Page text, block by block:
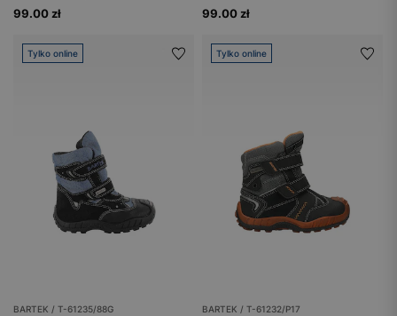
99.00 zł
99.00 zł
Tylko online
BARTEK / T-61235/88G
Tylko online
BARTEK / T-61232/P17